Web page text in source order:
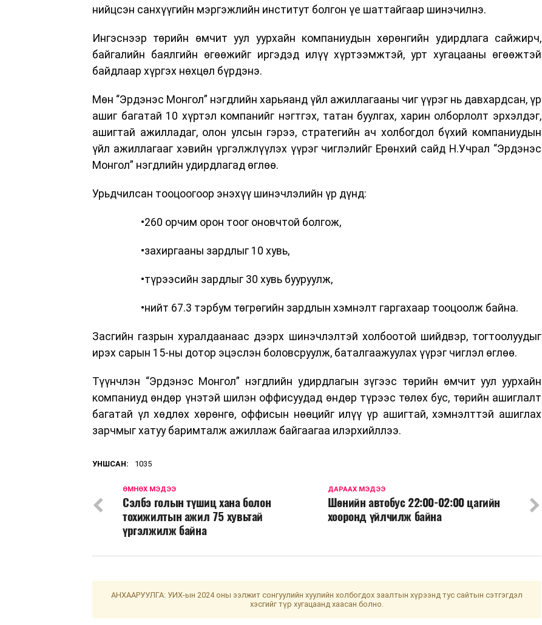
нийцсэн санхүүгийн мэргэжлийн институт болгон үе шаттайгаар шинэчилнэ.
Ингэснээр төрийн өмчит уул уурхайн компаниудын хөрөнгийн удирдлага сайжирч,
байгалийн баялгийн өгөөжийг иргэдэд илүү хүртээмжтэй, урт хугацааны өгөөжтэй
байдлаар хүргэх нөхцөл бүрдэнэ.
Мөн “Эрдэнэс Монгол” нэгдлийн харьяанд үйл ажиллагааны чиг үүрэг нь давхардсан, үр
ашиг багатай 10 хүртэл компанийг нэгтгэх, татан буулгах, харин олборлолт эрхэлдэг,
ашигтай ажилладаг, олон улсын гэрээ, стратегийн ач холбогдол бүхий компаниудын
үйл ажиллагааг хэвийн үргэлжлүүлэх үүрэг чиглэлийг Ерөнхий сайд Н.Учрал “Эрдэнэс
Монгол” нэгдлийн удирдлагад өглөө.
Урьдчилсан тооцоогоор энэхүү шинэчлэлийн үр дүнд:
•260 орчим орон тоог оновчтой болгож,
•захиргааны зардлыг 10 хувь,
•түрээсийн зардлыг 30 хувь бууруулж,
•нийт 67.3 тэрбум төгрөгийн зардлын хэмнэлт гаргахаар тооцоолж байна.
Засгийн газрын хуралдаанаас дээрх шинэчлэлтэй холбоотой шийдвэр, тогтоолуудыг
ирэх сарын 15-ны дотор эцэслэн боловсруулж, баталгаажуулах үүрэг чиглэл өглөө.
Түүнчлэн “Эрдэнэс Монгол” нэгдлийн удирдлагын зүгээс төрийн өмчит уул уурхайн
компаниуд өндөр үнэтэй шилэн оффисуудад өндөр түрээс төлөх бус, төрийн ашиглалт
багатай үл хөдлөх хөрөнгө, оффисын нөөцийг илүү үр ашигтай, хэмнэлттэй ашиглах
зарчмыг хатуу баримталж ажиллаж байгаагаа илэрхийллээ.
УНШСАН: 1035
ДАРААХ МЭДЭЭ
Шөнийн автобус 22:00-02:00 цагийн
хооронд үйлчилж байна
ӨМНӨХ МЭДЭЭ
Сэлбэ голын түшиц хана болон
тохижилтын ажил 75 хувьтай
үргэлжилж байна
АНХААРУУЛГА: УИХ-ын 2024 оны ээлжит сонгуулийн хуулийн холбогдох заалтын хүрээнд тус сайтын сэтгэгдэл
хэсгийг түр хугацаанд хаасан болно.